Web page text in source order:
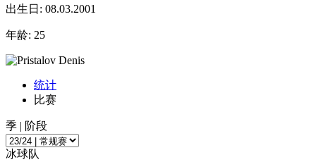
出生日: 08.03.2001
年龄: 25
统计
比赛
季 | 阶段
冰球队